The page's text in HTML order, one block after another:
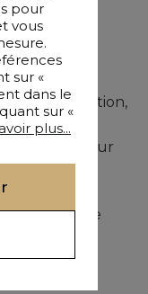
jouit d’un
visibilité
transformation,
pour une
Déployée sur
espaces
multitude de
volumes
pour
vous
sur «
dans le
sur «
plus...